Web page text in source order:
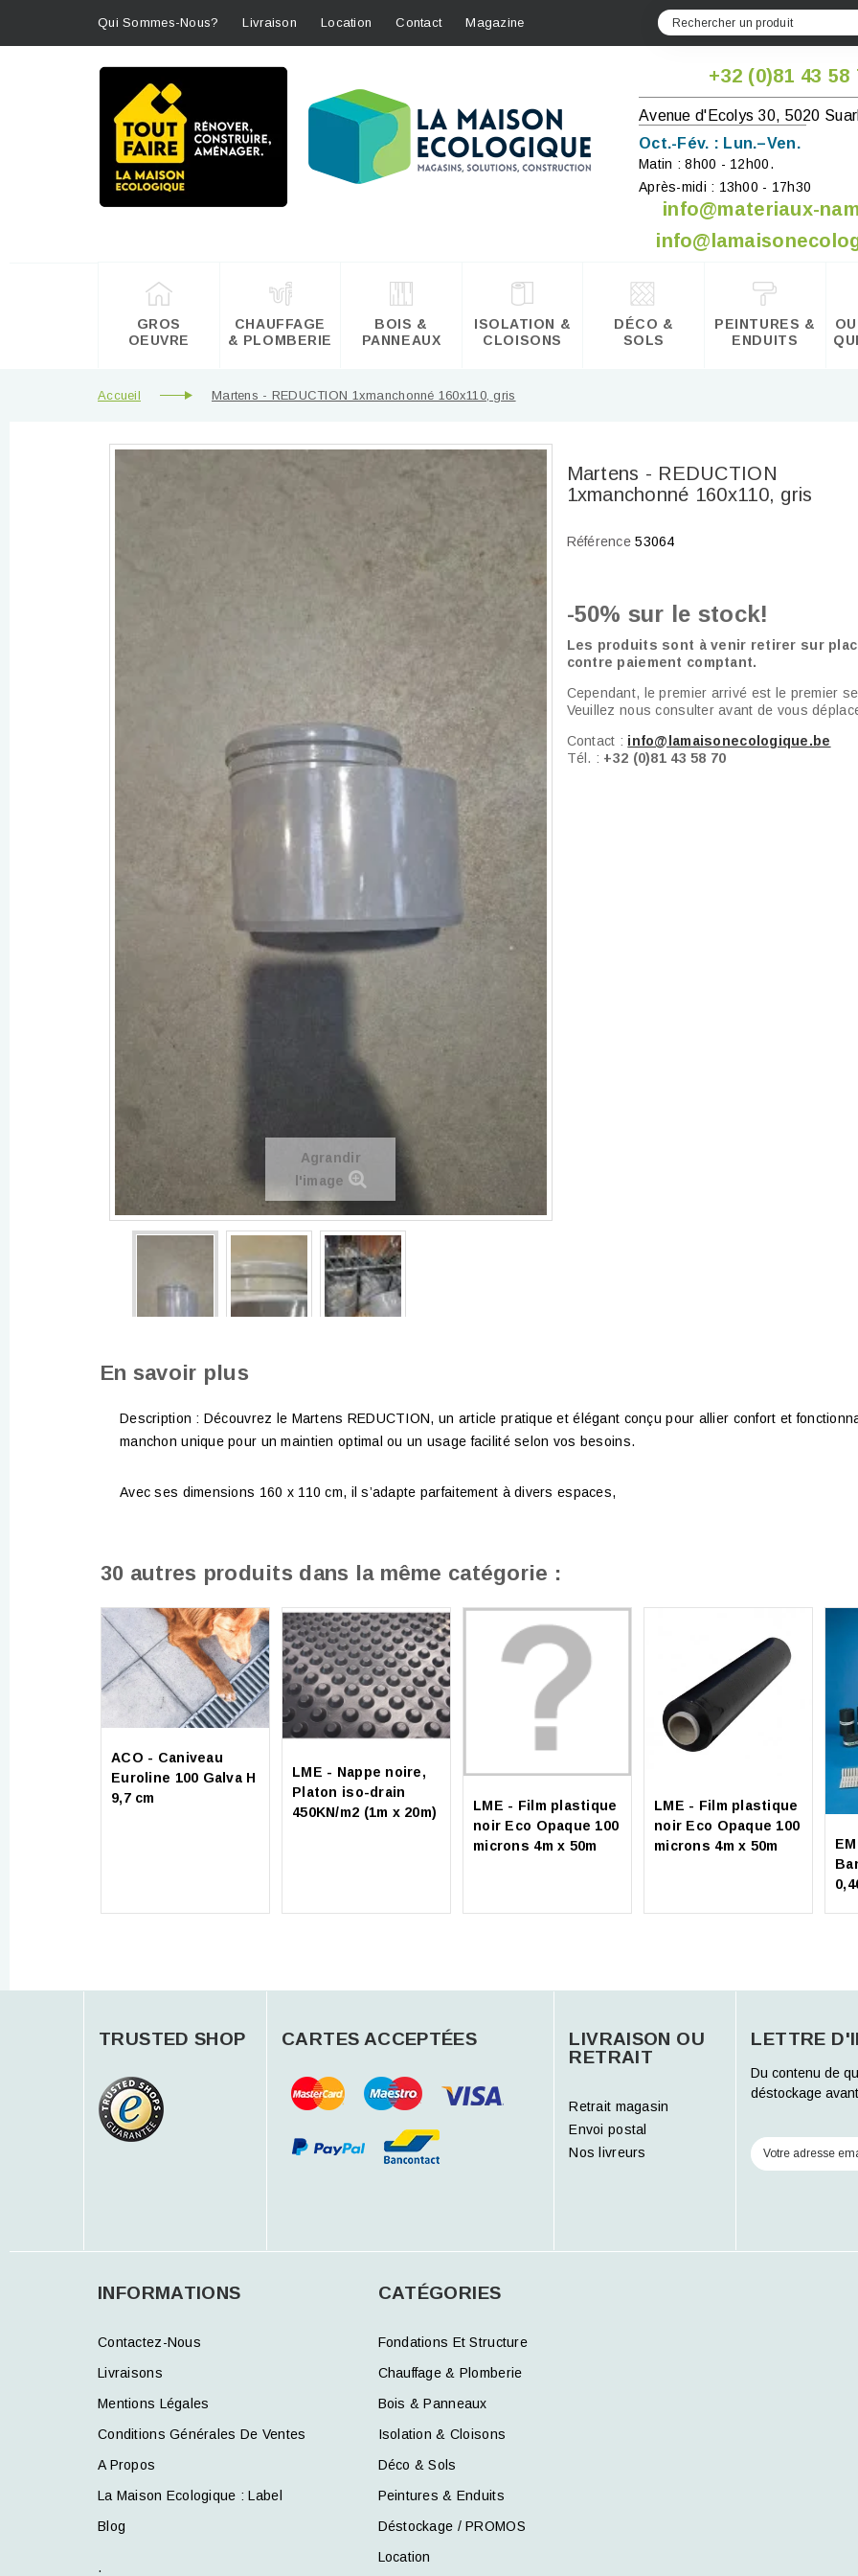
Qui Sommes-Nous? Livraison Location Contact Magazine
+32 (0)81 43 58
Avenue d'Ecolys 30, 5020
Oct.-Fév. : Lun.–Ven.
Matin : 8h00 - 12h00.
Après-midi : 13h00 - 17h30
info@materiaux-
GROS
OEUVRE
CHAUFFAGE
& PLOMBERIE
BOIS &
PANNEAUX
ISOLATION &
CLOISONS
DÉCO &
SOLS
PEINTURES &
ENDUITS
Accueil Martens - REDUCTION 1xmanchonné 160x110, gris
Agrandir
l'image
Martens - REDUCTION
1xmanchonné 160x110, gris
Référence 53064
-50% sur le stock!
Les produits sont à venir retirer sur
contre paiement comptant.
Cependant, le premier arrivé est le premier
Veuillez nous consulter avant de vous
Contact : info@lamaisonecologique.be
Tél. : +32 (0)81 43 58 70
En savoir plus
Description : Découvrez le Martens REDUCTION, un article pratique et élégant conçu pour allier confort et
manchon unique pour un maintien optimal ou un usage facilité selon vos besoins.
Avec ses dimensions 160 x 110 cm, il s’adapte parfaitement à divers espaces,
30 autres produits dans la même catégorie :
ACO - Caniveau
Euroline 100 Galva H
9,7 cm
LME - Nappe noire,
Platon iso-drain
450KN/m2 (1m x 20m)
LME - Film plastique
noir Eco Opaque 100
microns 4m x 50m
LME - Film plastique
noir Eco Opaque 100
microns 4m x 50m
TRUSTED SHOP CARTES ACCEPTÉES
LIVRAISON OU
RETRAIT
Retrait magasin
Envoi postal
Nos livreurs
LETTRE
Du contenu de
déstockage
INFORMATIONS
Contactez-Nous
Livraisons
Mentions Légales
Conditions Générales De Ventes
A Propos
La Maison Ecologique : Label
Blog
.
CATÉGORIES
Fondations Et Structure
Chauffage & Plomberie
Bois & Panneaux
Isolation & Cloisons
Déco & Sols
Peintures & Enduits
Déstockage / PROMOS
Location